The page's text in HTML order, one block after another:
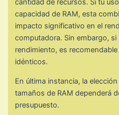
cantidad de recursos. Si tu
capacidad de RAM, esta
impacto significativo en el
computadora. Sin embargo,
rendimiento, es
idénticos.
En última instancia, la
tamaños de RAM dependerá
presupuesto.